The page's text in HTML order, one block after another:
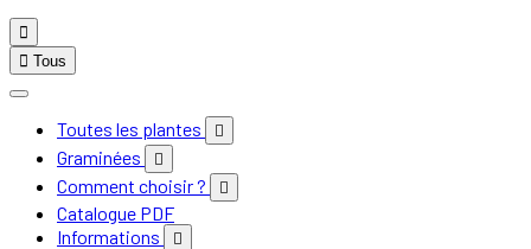

 Tous
Toutes les plantes 
Graminées 
Comment choisir ? 
Catalogue PDF
Informations
